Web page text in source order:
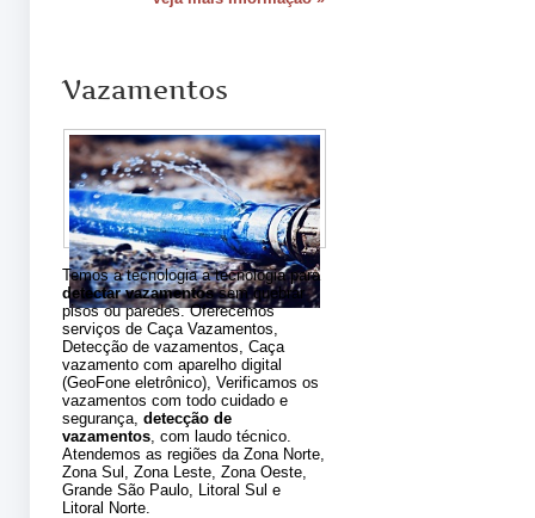
Vazamentos
Temos a tecnologia a tecnologia para
detectar vazamentossem quebrar
pisos ou paredes. Oferecemos
serviços de Caça Vazamentos,
Detecção de vazamentos, Caça
vazamento com aparelho digital
(GeoFone eletrônico), Verificamos os
vazamentos com todo cuidado e
segurança,detecção de
vazamentos, com laudo técnico.
Atendemos as regiões da Zona Norte,
Zona Sul, Zona Leste, Zona Oeste,
Grande São Paulo, Litoral Sul e
Litoral Norte.